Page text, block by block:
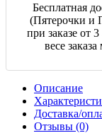
Бесплатная
(Пятерочки и
при заказе от
весе
Описание
Доставка/
Отзывы (0)